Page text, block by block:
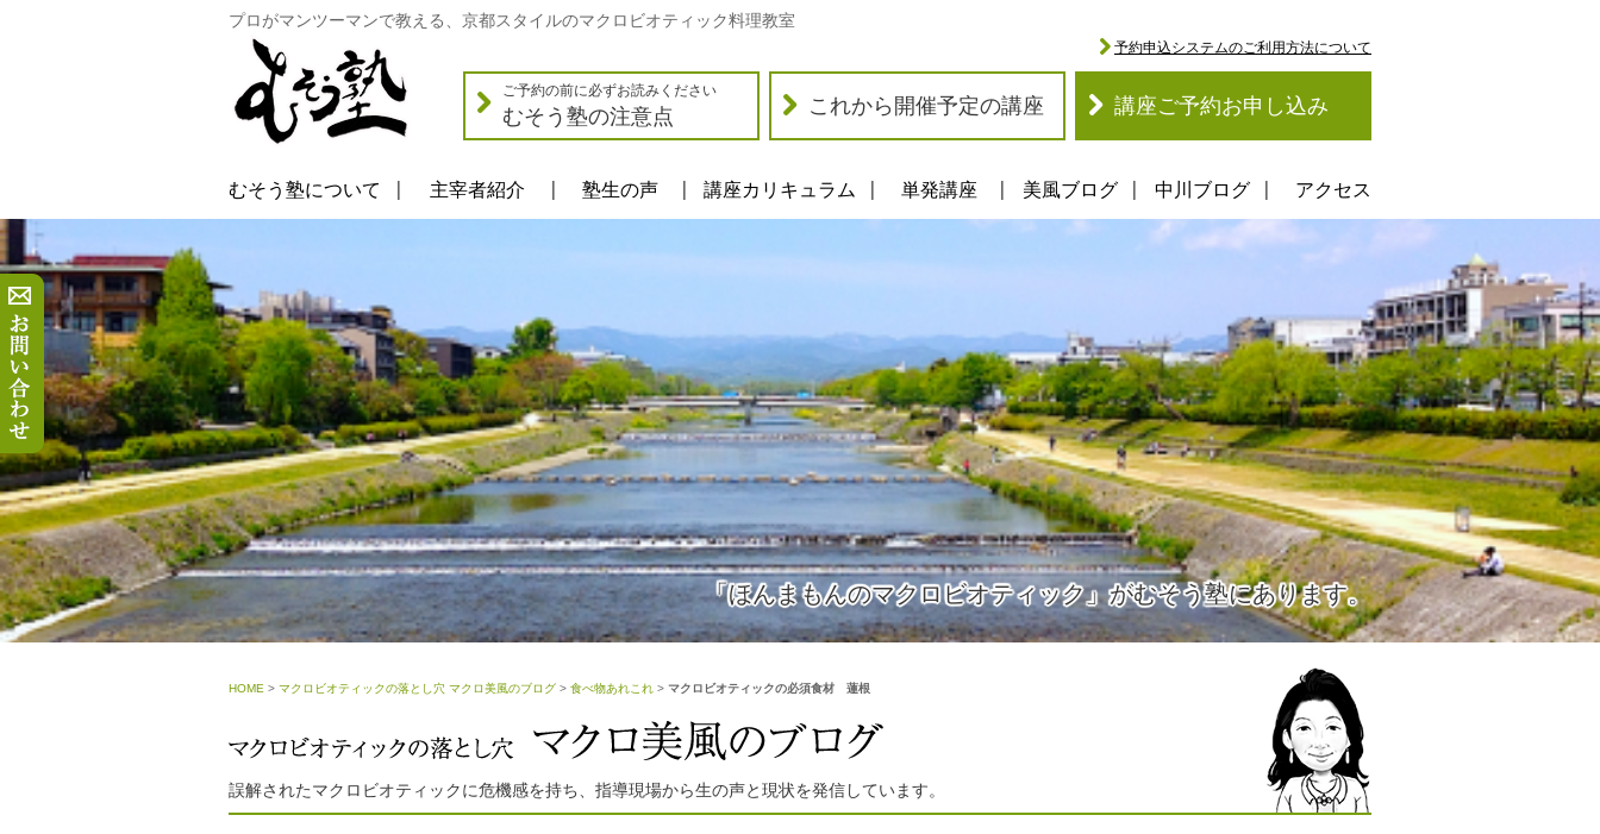
プロがマンツーマンで教える、京都スタイルのマクロビオティック料理教室
ご予約の前に必ずお読みください
むそう塾の注意点 これから開催予定の講座 講座ご予約お申し込み
予約申込システムのご利用方法について
むそう塾について 主宰者紹介 塾生の声 講座カリキュラム 単発講座 美風ブログ 中川ブログ アクセス
「ほんまもんのマクロビオティック」がむそう塾にあります。
HOME > マクロビオティックの落とし穴 マクロ美風のブログ > 食べ物あれこれ > マクロビオティックの必須食材 蓮根
誤解されたマクロビオティックに危機感を持ち、指導現場から生の声と現状を発信しています。